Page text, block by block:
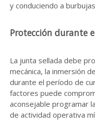
y conduciendo a
Protección durante
La junta sellada debe
mecánica, la inmersión
durante el período de
factores puede
aconsejable programar
de actividad operativa